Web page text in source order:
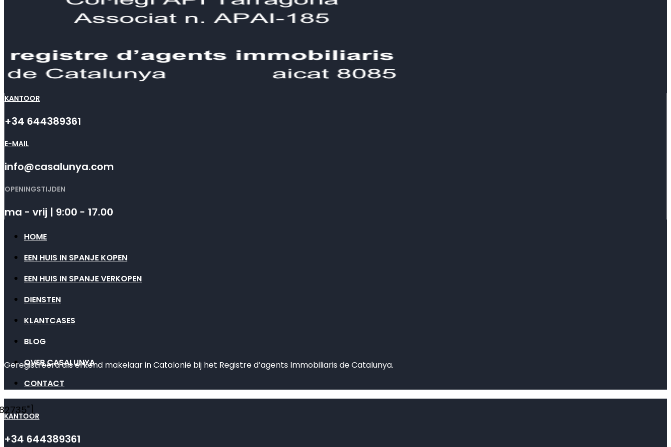
KANTOOR
+34 644389361
E-MAIL
info@casalunya.com
OPENINGSTIJDEN
ma - vrij | 9:00 - 17.00
HOME
EEN HUIS IN SPANJE KOPEN
EEN HUIS IN SPANJE VERKOPEN
DIENSTEN
KLANTCASES
BLOG
OVER CASALUNYA
CONTACT
Geregistreerd als erkend makelaar in Catalonië bij het Registre d’agents Immobiliaris de Catalunya.
KANTOOR
+34 644389361